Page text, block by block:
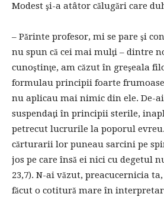
Modest şi-a atâtor călugări care
– Părinte profesor, mi se pare şi
nu spun că cei mai mulţi – dintre
cunoştinţe, am căzut în greşeala
formulau principii foarte
nu aplicau mai nimic din ele. De-
suspendaţi în principii sterile,
petrecut lucrurile la poporul
cărturarii lor puneau sarcini pe
jos pe care însă ei nici cu degetul
23,7). N-ai văzut, preacucernicia
făcut o cotitură mare în